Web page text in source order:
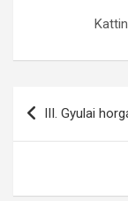
Bejegyzés
navigáció
III. Gyulai